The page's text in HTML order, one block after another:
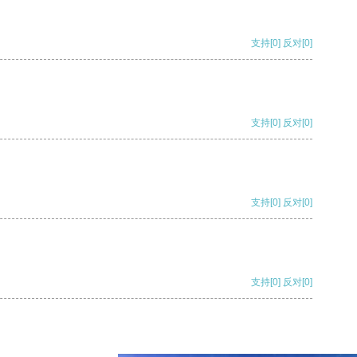
支持[0] 反对[0]
支持[0] 反对[0]
支持[0] 反对[0]
支持[0] 反对[0]